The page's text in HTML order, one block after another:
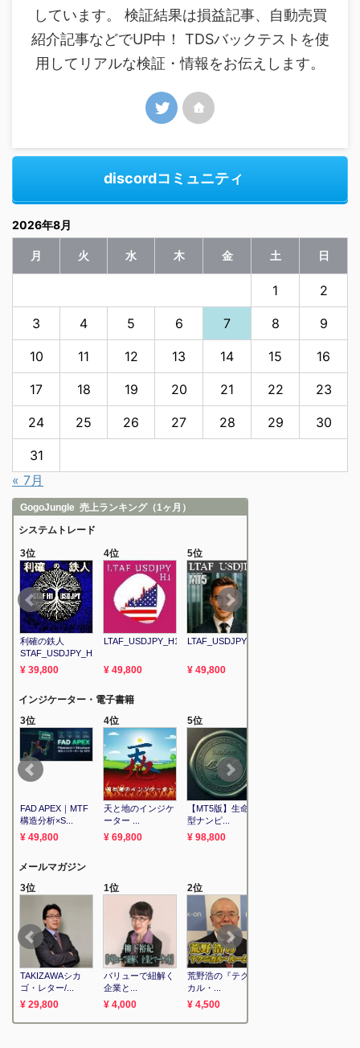
しています。 検証結果は損益記事、自動売買
紹介記事などでUP中！ TDSバックテストを使
用してリアルな検証・情報をお伝えします。
discordコミュニティ
2026年8月
月 火 水 木 金 土 日
1 2
3 4 5 6 7 8 9
10 11 12 13 14 15 16
17 18 19 20 21 22 23
24 25 26 27 28 29 30
31
« 7月